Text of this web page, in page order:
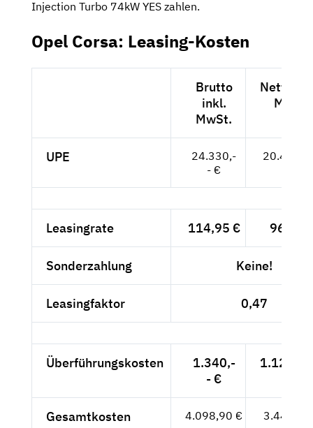
Injection Turbo 74kW YES zahlen.
Opel Corsa: Leasing-Kosten
Brutto
inkl.
MwSt.
Netto
MwSt.
UPE
24.330,-
- €
Leasingrate 114,95 € 96,60
Sonderzahlung Keine!
Leasingfaktor 0,47
Überführungskosten
1.340,-
- €
Gesamtkosten 4.098,90 € 3.444,45